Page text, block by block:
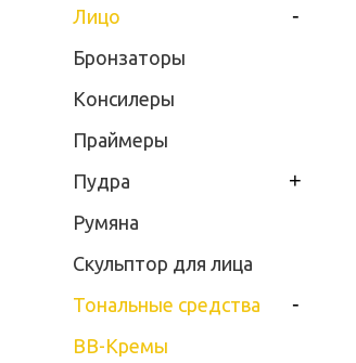
Лицо -
Бронзаторы
Консилеры
Праймеры
Пудра
+
Румяна
Скульптор для лица
Тональные средства
-
BB-Кремы